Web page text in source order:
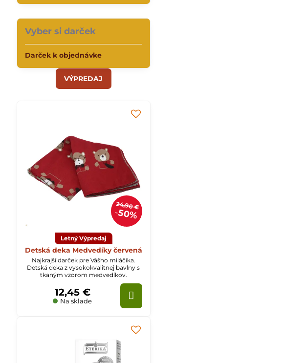
Vyber si darček
Darček k objednávke
VÝPREDAJ
24,90 €
50%
Letný Výpredaj
Detská deka Medvedíky červená
Najkrajší darček pre Vášho miláčika.
Detská deka z vysokokvalitnej bavlny s
tkaným vzorom medvedíkov.
Na sklade
12,45 €